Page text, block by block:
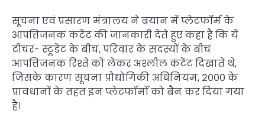
सूचना एवं प्रसारण मंत्रालय ने बयान में प्लेटफॉर्म के
आपत्तिजनक कंटेंट की जानकारी देते हुए कहा है कि ये
टीचर- स्टूडेंट के बीच, परिवार के सदस्यों के बीच
आपत्तिजनक रिश्ते को लेकर अश्लील कंटेंट दिखाते थे,
जिसके कारण सूचना प्रौद्योगिकी अधिनियम, 2000 के
प्रावधानों के तहत इन प्लेटफॉर्मों को बैन कर दिया गया
है।